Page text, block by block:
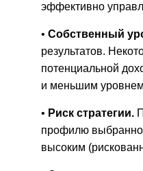
эффективно
• Собственный
результатов.
потенциальной
и меньшим
• Риск стратегии.
профилю
высоким